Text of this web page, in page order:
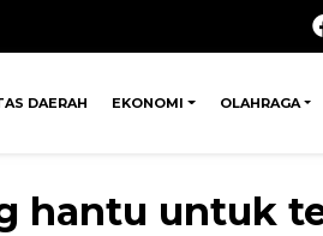
DAERAH EKONOMI OLAHRAGA
hantu untuk